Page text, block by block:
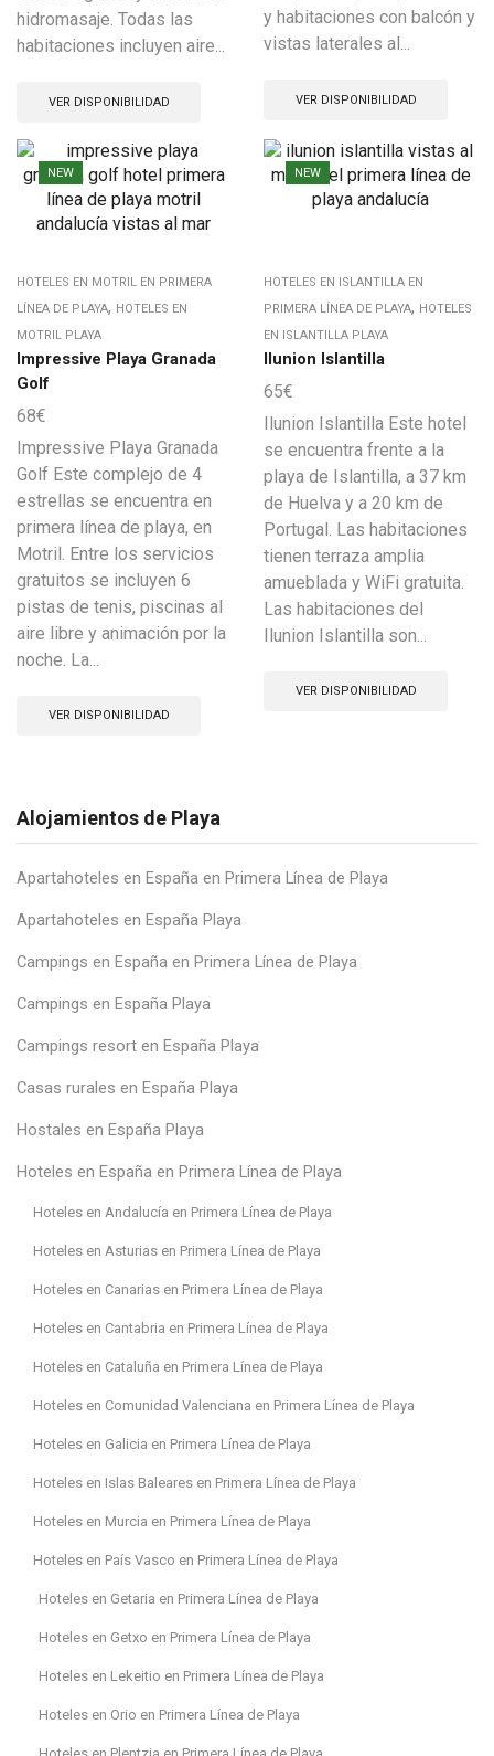
hidromasaje. Todas las
habitaciones incluyen aire...
VER DISPONIBILIDAD
y habitaciones con balcón y
vistas laterales al...
VER DISPONIBILIDAD
NEW
HOTELES EN MOTRIL EN PRIMERA
LÍNEA DE PLAYA, HOTELES EN
MOTRIL PLAYA
Impressive Playa Granada
Golf
68€
Impressive Playa Granada
Golf Este complejo de 4
estrellas se encuentra en
primera línea de playa, en
Motril. Entre los servicios
gratuitos se incluyen 6
pistas de tenis, piscinas al
aire libre y animación por la
noche. La...
VER DISPONIBILIDAD
NEW
HOTELES EN ISLANTILLA EN
PRIMERA LÍNEA DE PLAYA, HOTELES
EN ISLANTILLA PLAYA
Ilunion Islantilla
65€
Ilunion Islantilla Este hotel
se encuentra frente a la
playa de Islantilla, a 37 km
de Huelva y a 20 km de
Portugal. Las habitaciones
tienen terraza amplia
amueblada y WiFi gratuita.
Las habitaciones del
Ilunion Islantilla son...
VER DISPONIBILIDAD
Alojamientos de Playa
Apartahoteles en España en Primera Línea de Playa
Apartahoteles en España Playa
Campings en España en Primera Línea de Playa
Campings en España Playa
Campings resort en España Playa
Casas rurales en España Playa
Hostales en España Playa
Hoteles en España en Primera Línea de Playa
Hoteles en Andalucía en Primera Línea de Playa
Hoteles en Asturias en Primera Línea de Playa
Hoteles en Canarias en Primera Línea de Playa
Hoteles en Cantabria en Primera Línea de Playa
Hoteles en Cataluña en Primera Línea de Playa
Hoteles en Comunidad Valenciana en Primera Línea de Playa
Hoteles en Galicia en Primera Línea de Playa
Hoteles en Islas Baleares en Primera Línea de Playa
Hoteles en Murcia en Primera Línea de Playa
Hoteles en País Vasco en Primera Línea de Playa
Hoteles en Getaria en Primera Línea de Playa
Hoteles en Getxo en Primera Línea de Playa
Hoteles en Lekeitio en Primera Línea de Playa
Hoteles en Orio en Primera Línea de Playa